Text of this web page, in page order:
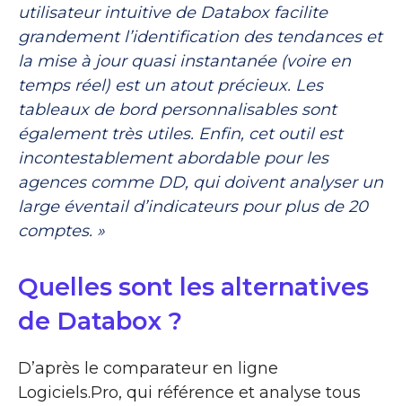
utilisateur intuitive de Databox facilite
grandement l’identification des tendances et
la mise à jour quasi instantanée (voire en
temps réel) est un atout précieux. Les
tableaux de bord personnalisables sont
également très utiles. Enfin, cet outil est
incontestablement abordable pour les
agences comme DD, qui doivent analyser un
large éventail d’indicateurs pour plus de 20
comptes. »
Quelles sont les alternatives
de Databox ?
D’après le comparateur en ligne
Logiciels.Pro, qui référence et analyse tous